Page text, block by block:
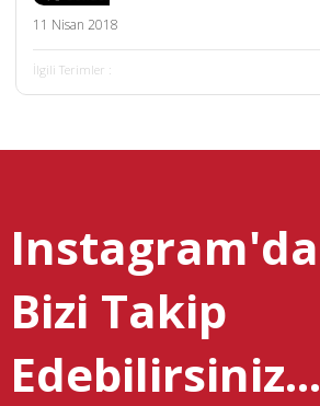
11 Nisan 2018
İlgili Terimler :
Instagram'da
Bizi Takip
Edebilirsiniz...